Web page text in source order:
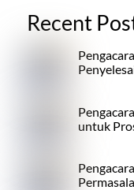
Recent
untuk